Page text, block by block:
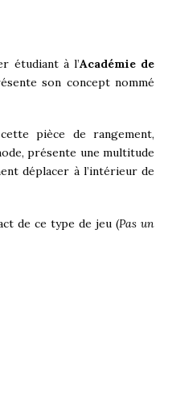
étudiant à l’Académie de
son concept nommé
pièce de rangement,
présente une multitude
déplacer à l’intérieur de
de ce type de jeu (Pas un